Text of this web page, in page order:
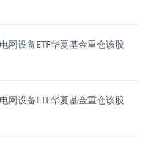
网设备ETF华夏基金重仓该股
网设备ETF华夏基金重仓该股